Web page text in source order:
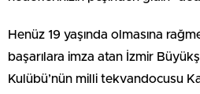
Henüz 19 yaşında olmasına
başarılara imza atan İzmir
Kulübü’nün milli tekvandocusu